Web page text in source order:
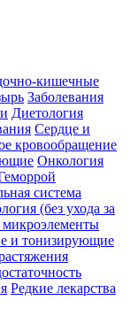
кишечные
Заболевания
Диетология
Сердце и
кровообращение
Онкология
система
(без ухода за
и тонизирующие
Редкие лекарства